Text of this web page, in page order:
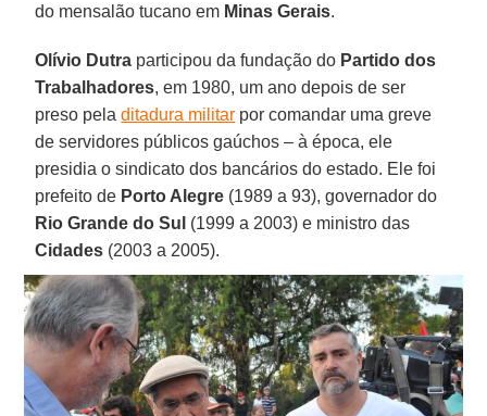
do mensalão tucano em Minas Gerais.
Olívio Dutra participou da fundação do Partido dos
Trabalhadores, em 1980, um ano depois de ser
preso peladitadura militar por comandar uma greve
de servidores públicos gaúchos – à época, ele
presidia o sindicato dos bancários do estado. Ele foi
prefeito de Porto Alegre (1989 a 93), governador do
Rio Grande do Sul (1999 a 2003) e ministro das
Cidades (2003 a 2005).